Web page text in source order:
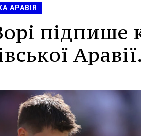
АРАВІЯ
підпише
Аравії.